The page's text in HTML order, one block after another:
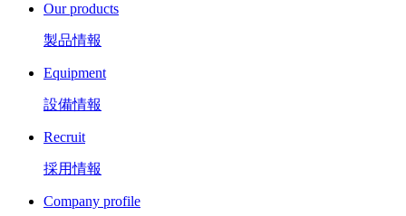
Our products
製品情報
Equipment
設備情報
Recruit
採用情報
Company profile